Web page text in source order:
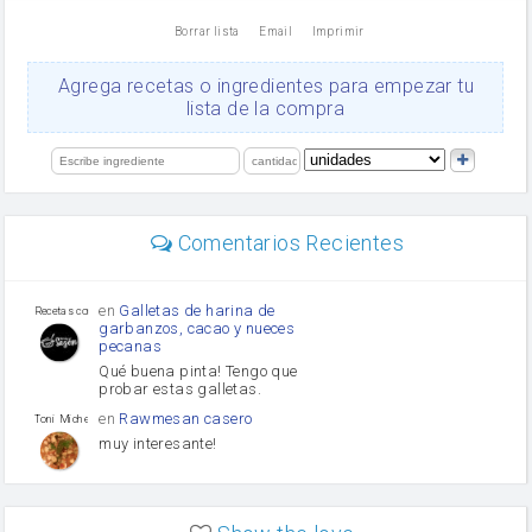
Ajos
Levadura
limón
Borrar lista Email Imprimir
Agrega recetas o ingredientes para empezar tu
lista de la compra
Comentarios Recientes
Recetas con sazon
en Galletas de harina de
garbanzos, cacao y nueces
pecanas
Qué buena pinta! Tengo que
probar estas galletas.
Toni Michel Caubet
en Rawmesan casero
muy interesante!
enLasaña casera fácil y